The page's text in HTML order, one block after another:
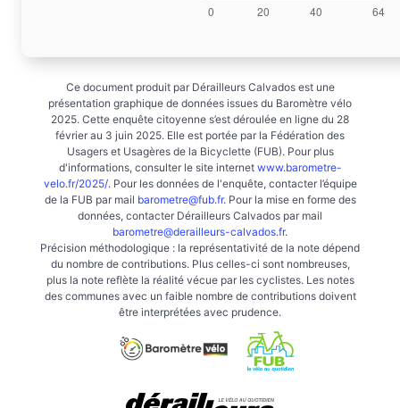
Ce document produit par Dérailleurs Calvados est une
présentation graphique de données issues du Baromètre vélo
2025. Cette enquête citoyenne s’est déroulée en ligne du 28
février au 3 juin 2025. Elle est portée par la Fédération des
Usagers et Usagères de la Bicyclette (FUB). Pour plus
d'informations, consulter le site internet www.barometre-
velo.fr/2025/. Pour les données de l'enquête, contacter l’équipe
de la FUB par mail barometre@fub.fr. Pour la mise en forme des
données, contacter Dérailleurs Calvados par mail
barometre@derailleurs-calvados.fr.
Précision méthodologique : la représentativité de la note dépend
du nombre de contributions. Plus celles-ci sont nombreuses,
plus la note reflète la réalité vécue par les cyclistes. Les notes
des communes avec un faible nombre de contributions doivent
être interprétées avec prudence.